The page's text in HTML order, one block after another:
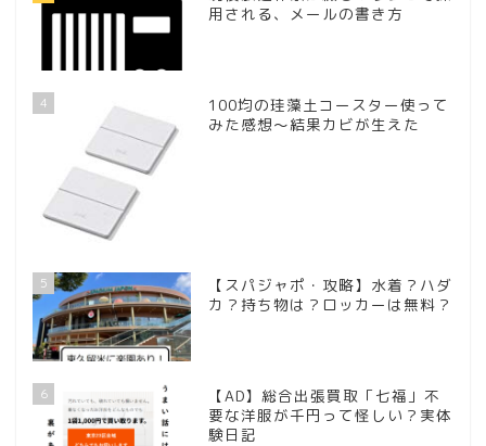
用される、メールの書き方
4
100均の珪藻土コースター使って
みた感想～結果カビが生えた
5
【スパジャポ・攻略】水着？ハダ
カ？持ち物は？ロッカーは無料？
6
【AD】総合出張買取「七福」不
要な洋服が千円って怪しい？実体
験日記